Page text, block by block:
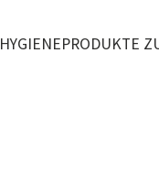
HYGIENEPRODUKTE